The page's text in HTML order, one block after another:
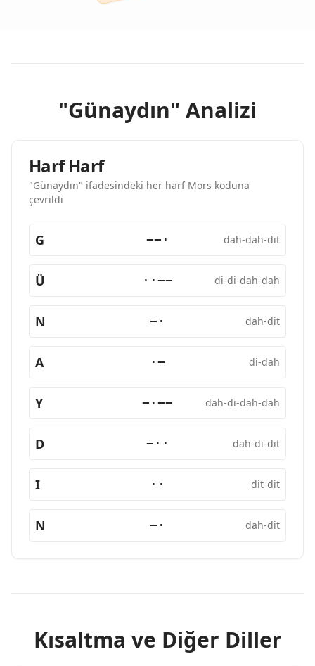
"Günaydın" Analizi
Harf Harf
"Günaydın" ifadesindeki her harf Mors koduna
çevrildi
G −−· dah-dah-dit
Ü ··−− di-di-dah-dah
N −· dah-dit
A ·− di-dah
Y −·−− dah-di-dah-dah
D −·· dah-di-dit
I ·· dit-dit
N −· dah-dit
Kısaltma ve Diğer Diller